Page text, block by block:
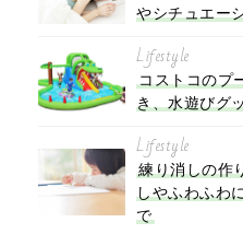
やシチュエー
Lifestyle
コストコのプ
き、水遊びグ
Lifestyle
練り消しの作
しやふわふわ
で